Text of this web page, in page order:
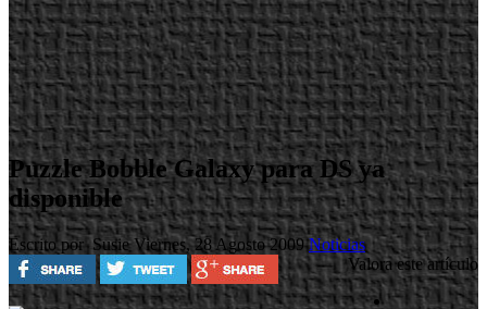
Puzzle Bobble Galaxy para DS ya
disponible
Escrito por SusieViernes, 28 Agosto 2009Noticias
Valora este artículo